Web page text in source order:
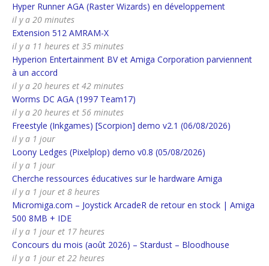
Hyper Runner AGA (Raster Wizards) en développement
il y a 20 minutes
Extension 512 AMRAM-X
il y a 11 heures et 35 minutes
Hyperion Entertainment BV et Amiga Corporation parviennent
à un accord
il y a 20 heures et 42 minutes
Worms DC AGA (1997 Team17)
il y a 20 heures et 56 minutes
Freestyle (Inkgames) [Scorpion] demo v2.1 (06/08/2026)
il y a 1 jour
Loony Ledges (Pixelplop) demo v0.8 (05/08/2026)
il y a 1 jour
Cherche ressources éducatives sur le hardware Amiga
il y a 1 jour et 8 heures
Micromiga.com – Joystick ArcadeR de retour en stock | Amiga
500 8MB + IDE
il y a 1 jour et 17 heures
Concours du mois (août 2026) – Stardust – Bloodhouse
il y a 1 jour et 22 heures